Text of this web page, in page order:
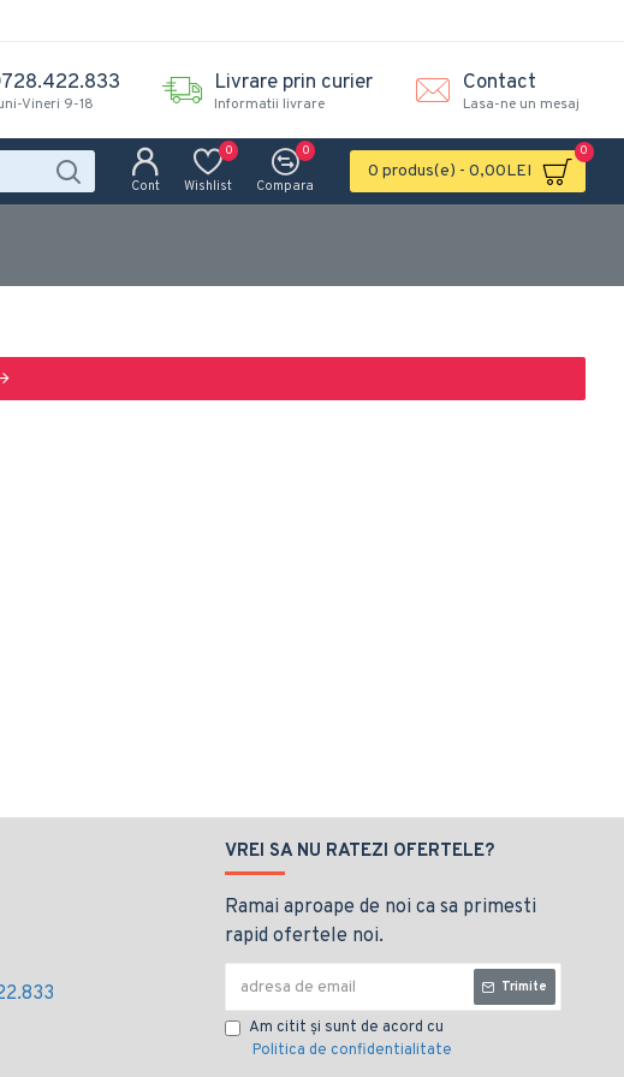
Vineri 9-18
Livrare prin curier
Informatii livrare
Contact
Lasa-ne un mesaj
Cont Wishlist
0
Compara
0
0 produs(e) - 0,00LEI
0
VREI SA NU RATEZI OFERTELE?
Ramai aproape de noi ca sa primesti
rapid ofertele noi.
Trimite
Am citit şi sunt de acord cu
Politica de confidentialitate